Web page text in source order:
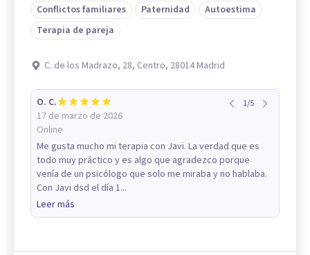
Conflictos familiares
Paternidad
Autoestima
Terapia de pareja
C. de los Madrazo, 28, Centro, 28014 Madrid
O. C.
17 de marzo de 2026
Online
1/5
Me gusta mucho mi terapia con Javi. La verdad que es
todo muy práctico y es algo que agradezco porque
venía de un psicólogo que solo me miraba y no hablaba.
Con Javi dsd el día 1...
Leer más